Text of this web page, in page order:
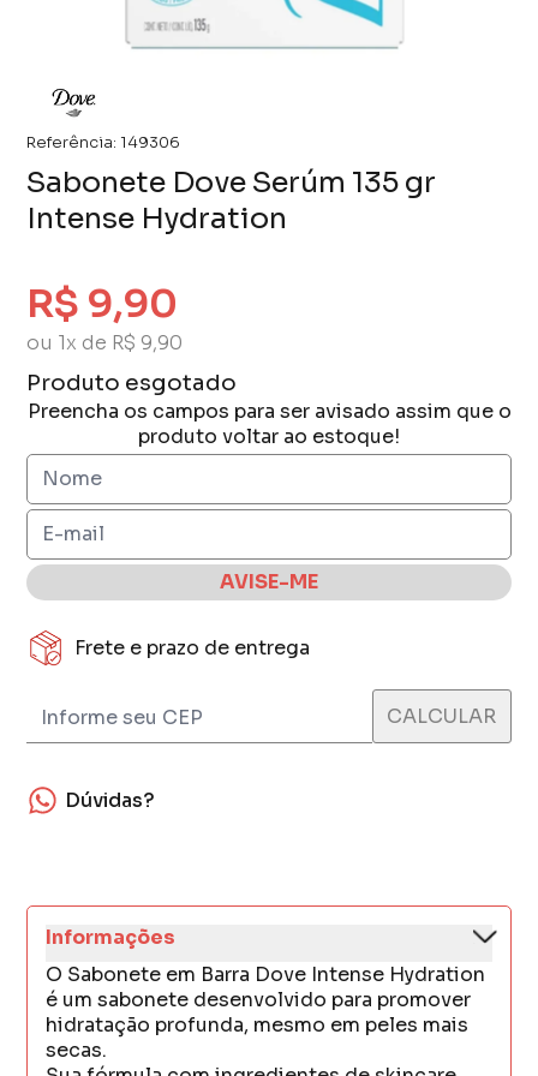
Referência: 149306
Sabonete Dove Serúm 135 gr
Intense Hydration
R$ 9,90
ou 1x de R$ 9,90
Produto esgotado
Preencha os campos para ser avisado assim que o
produto voltar ao estoque!
AVISE-ME
Frete e prazo de entrega
Dúvidas?
Informações
O Sabonete em Barra Dove Intense Hydration
é um sabonete desenvolvido para promover
hidratação profunda, mesmo em peles mais
secas.